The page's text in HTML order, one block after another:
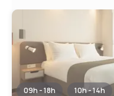
09h - 18h 10h - 14h